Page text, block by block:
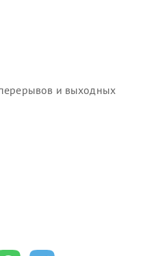
и выходных